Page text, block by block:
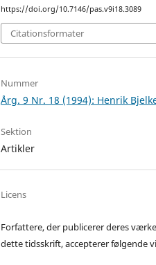
https://doi.org/10.7146/pas.v9i18.3089
Citationsformater
Nummer
Årg. 9 Nr. 18 (1994): Henrik
Sektion
Artikler
Licens
Forfattere, der publicerer deres
dette tidsskrift, accepterer følgende